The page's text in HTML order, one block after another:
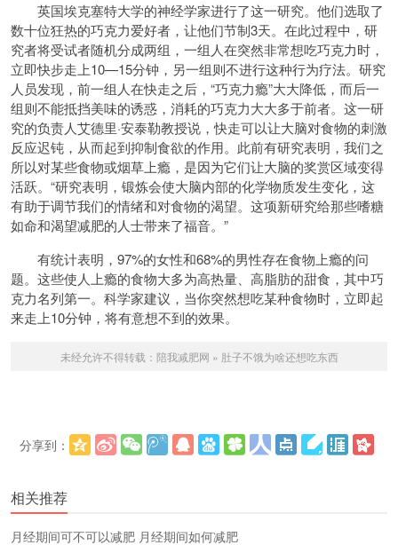
英国埃克塞特大学的神经学家进行了这一研究。他们选取了
数十位狂热的巧克力爱好者，让他们节制3天。在此过程中，研
究者将受试者随机分成两组，一组人在突然非常想吃巧克力时，
立即快步走上10—15分钟，另一组则不进行这种行为疗法。研究
人员发现，前一组人在快走之后，“巧克力瘾”大大降低，而后一
组则不能抵挡美味的诱惑，消耗的巧克力大大多于前者。这一研
究的负责人艾德里·安泰勒教授说，快走可以让大脑对食物的刺激
反应迟钝，从而起到抑制食欲的作用。此前有研究表明，我们之
所以对某些食物或烟草上瘾，是因为它们让大脑的奖赏区域变得
活跃。“研究表明，锻炼会使大脑内部的化学物质发生变化，这
有助于调节我们的情绪和对食物的渴望。这项新研究给那些嗜糖
如命和渴望减肥的人士带来了福音。”
有统计表明，97%的女性和68%的男性存在食物上瘾的问
题。这些使人上瘾的食物大多为高热量、高脂肪的甜食，其中巧
克力名列第一。科学家建议，当你突然想吃某种食物时，立即起
来走上10分钟，将有意想不到的效果。
未经允许不得转载： 陪我减肥网 » 肚子不饿为啥还想吃东西
分享到：
相关推荐
​月经期间可不可以减肥 月经期间如何减肥